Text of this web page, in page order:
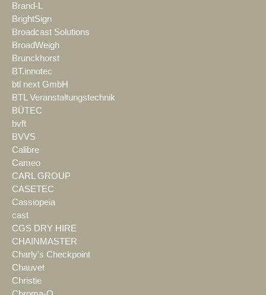
Brand-L
BrightSign
Broadcast Solutions
BroadWeigh
Brunckhorst
BT.innotec
btl next GmbH
BTL Veranstaltungstechnik
BÜTEC
bvft
BVVS
Calibre
Cameo
CARL GROUP
CASETEC
Cassiopeia
cast
CGS DRY HIRE
CHAINMASTER
Charly's Checkpoint
Chauvet
Christie